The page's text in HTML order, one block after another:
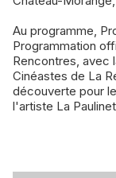
Au programme,
Programmation
Rencontres, avec
Cinéastes de La
découverte pour
l'artiste La